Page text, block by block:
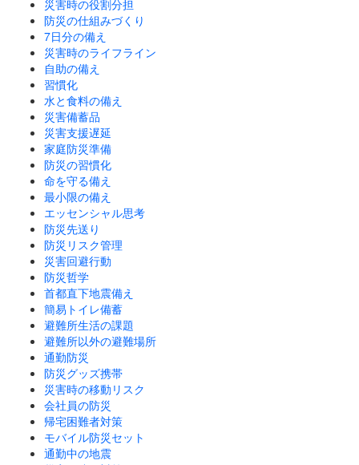
災害時の役割分担
防災の仕組みづくり
7日分の備え
災害時のライフライン
自助の備え
習慣化
水と食料の備え
災害備蓄品
災害支援遅延
家庭防災準備
防災の習慣化
命を守る備え
最小限の備え
エッセンシャル思考
防災先送り
防災リスク管理
災害回避行動
防災哲学
首都直下地震備え
簡易トイレ備蓄
避難所生活の課題
避難所以外の避難場所
通勤防災
防災グッズ携帯
災害時の移動リスク
会社員の防災
帰宅困難者対策
モバイル防災セット
通勤中の地震